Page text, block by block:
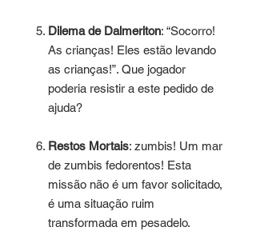
Dilema de Dalmeriton: “Socorro!
As crianças! Eles estão levando
as crianças!”. Que jogador
poderia resistir a este pedido de
ajuda?
Restos Mortais: zumbis! Um mar
de zumbis fedorentos! Esta
missão não é um favor solicitado,
é uma situação ruim
transformada em pesadelo.